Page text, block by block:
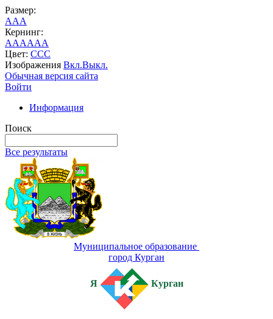
Размер:
AAA
Кернинг:
AAAAAA
Цвет: CCC
Изображения Вкл.Выкл.
Обычная версия сайта
Войти
Информация
Поиск
Все результаты
Муниципальное образование
город Курган
Я Курган